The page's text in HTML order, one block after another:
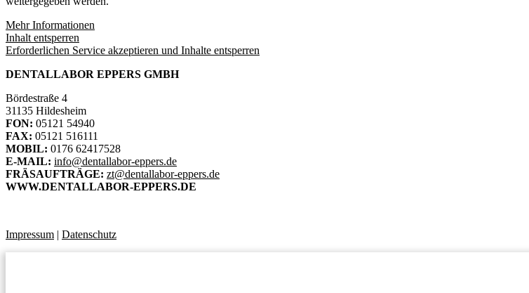
Mehr Informationen
Inhalt entsperren
Erforderlichen Service akzeptieren und Inhalte entsperren
DENTALLABOR EPPERS GMBH
Bördestraße 4
31135 Hildesheim
FON: 05121 54940
FAX: 05121 516111
MOBIL: 0176 62417528
E-MAIL: info@dentallabor-eppers.de
FRÄSAUFTRÄGE: zt@dentallabor-eppers.de
WWW.DENTALLABOR-EPPERS.DE
Impressum | Datenschutz